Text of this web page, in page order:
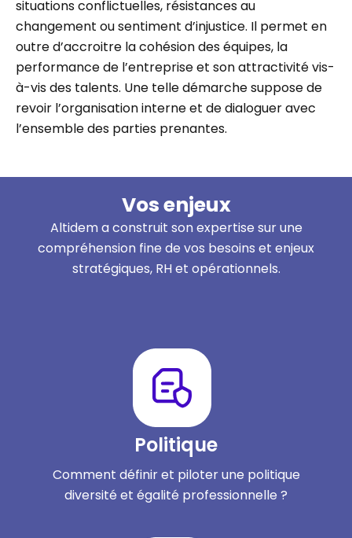
situations conflictuelles, résistances au
changement ou sentiment d’injustice. Il permet en
outre d’accroitre la cohésion des équipes, la
performance de l’entreprise et son attractivité vis-
à-vis des talents. Une telle démarche suppose de
revoir l’organisation interne et de dialoguer avec
l’ensemble des parties prenantes.
Vos enjeux
Altidem a construit son expertise sur une
compréhension fine de vos besoins et enjeux
stratégiques, RH et opérationnels.
Politique
Comment définir et piloter une politique
diversité et égalité professionnelle ?